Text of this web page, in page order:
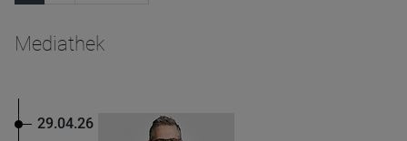
Mediathek
29.04.26